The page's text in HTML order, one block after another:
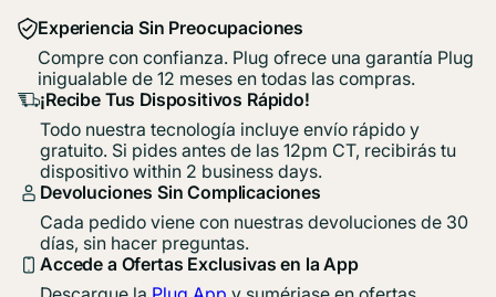
Experiencia Sin Preocupaciones
Compre con confianza. Plug ofrece una garantía Plug
inigualable de 12 meses en todas las compras.
¡Recibe Tus Dispositivos Rápido!
Todo nuestra tecnología incluye envío rápido y
gratuito. Si pides antes de las 12pm CT, recibirás tu
dispositivo within 2 business days.
Devoluciones Sin Complicaciones
Cada pedido viene con nuestras devoluciones de 30
días, sin hacer preguntas.
Accede a Ofertas Exclusivas en la App